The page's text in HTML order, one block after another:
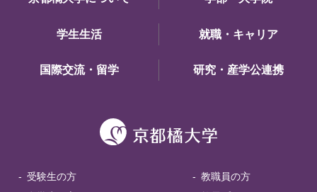
学生生活 就職・キャリア
国際交流・留学 研究・産学公連携
受験生の方
教職員の方